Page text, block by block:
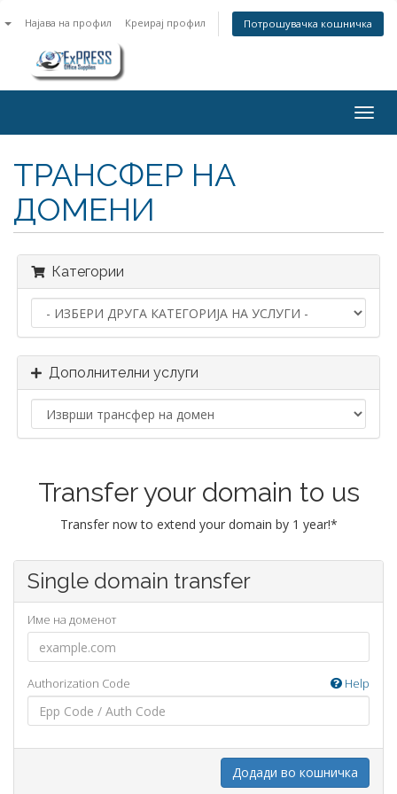
Најава на профил Креирај профил Потрошувачка кошничка
ТРАНСФЕР НА
ДОМЕНИ
Категории
Дополнителни услуги
Transfer your domain to us
Transfer now to extend your domain by 1 year!*
Single domain transfer
Име на доменот
Authorization Code Help
Додади во кошничка